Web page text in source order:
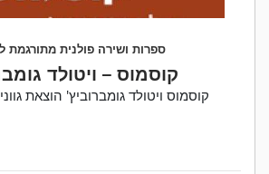
ספרות ושירה פולנית מתורגמת
קוסמוס – ויטולד
קוסמוס ויטולד גומברוביץ' הוצאת גוונים, 2009